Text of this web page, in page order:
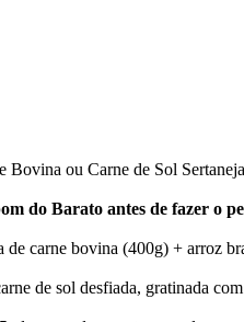
Bovina ou Carne de Sol
do Barato antes de fazer o
de carne bovina (400g) + arroz
de sol desfiada, gratinada